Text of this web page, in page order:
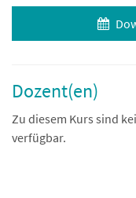
Dozent(en)
Zu diesem Kurs sind
verfügbar.